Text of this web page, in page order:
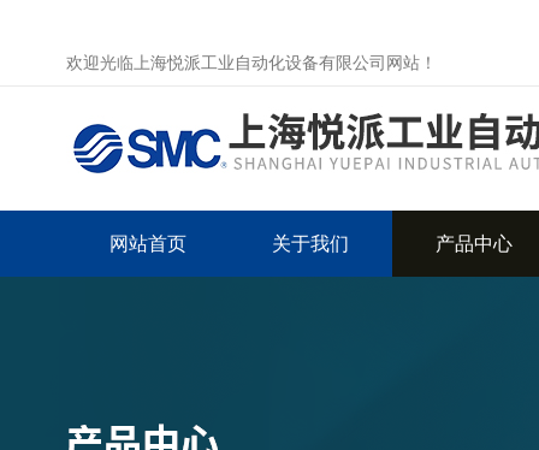
欢迎光临上海悦派工业自动化设备有限公司网站！
网站首页 关于我们 产品中心